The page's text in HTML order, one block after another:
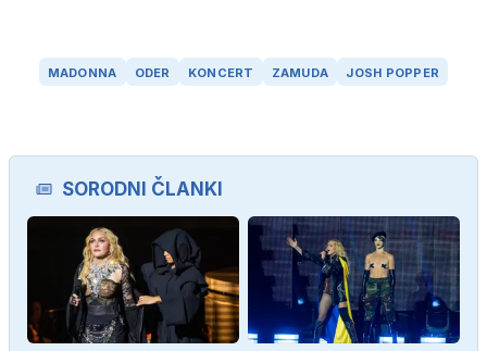
MADONNA ODER KONCERT ZAMUDA JOSH POPPER
SORODNI ČLANKI